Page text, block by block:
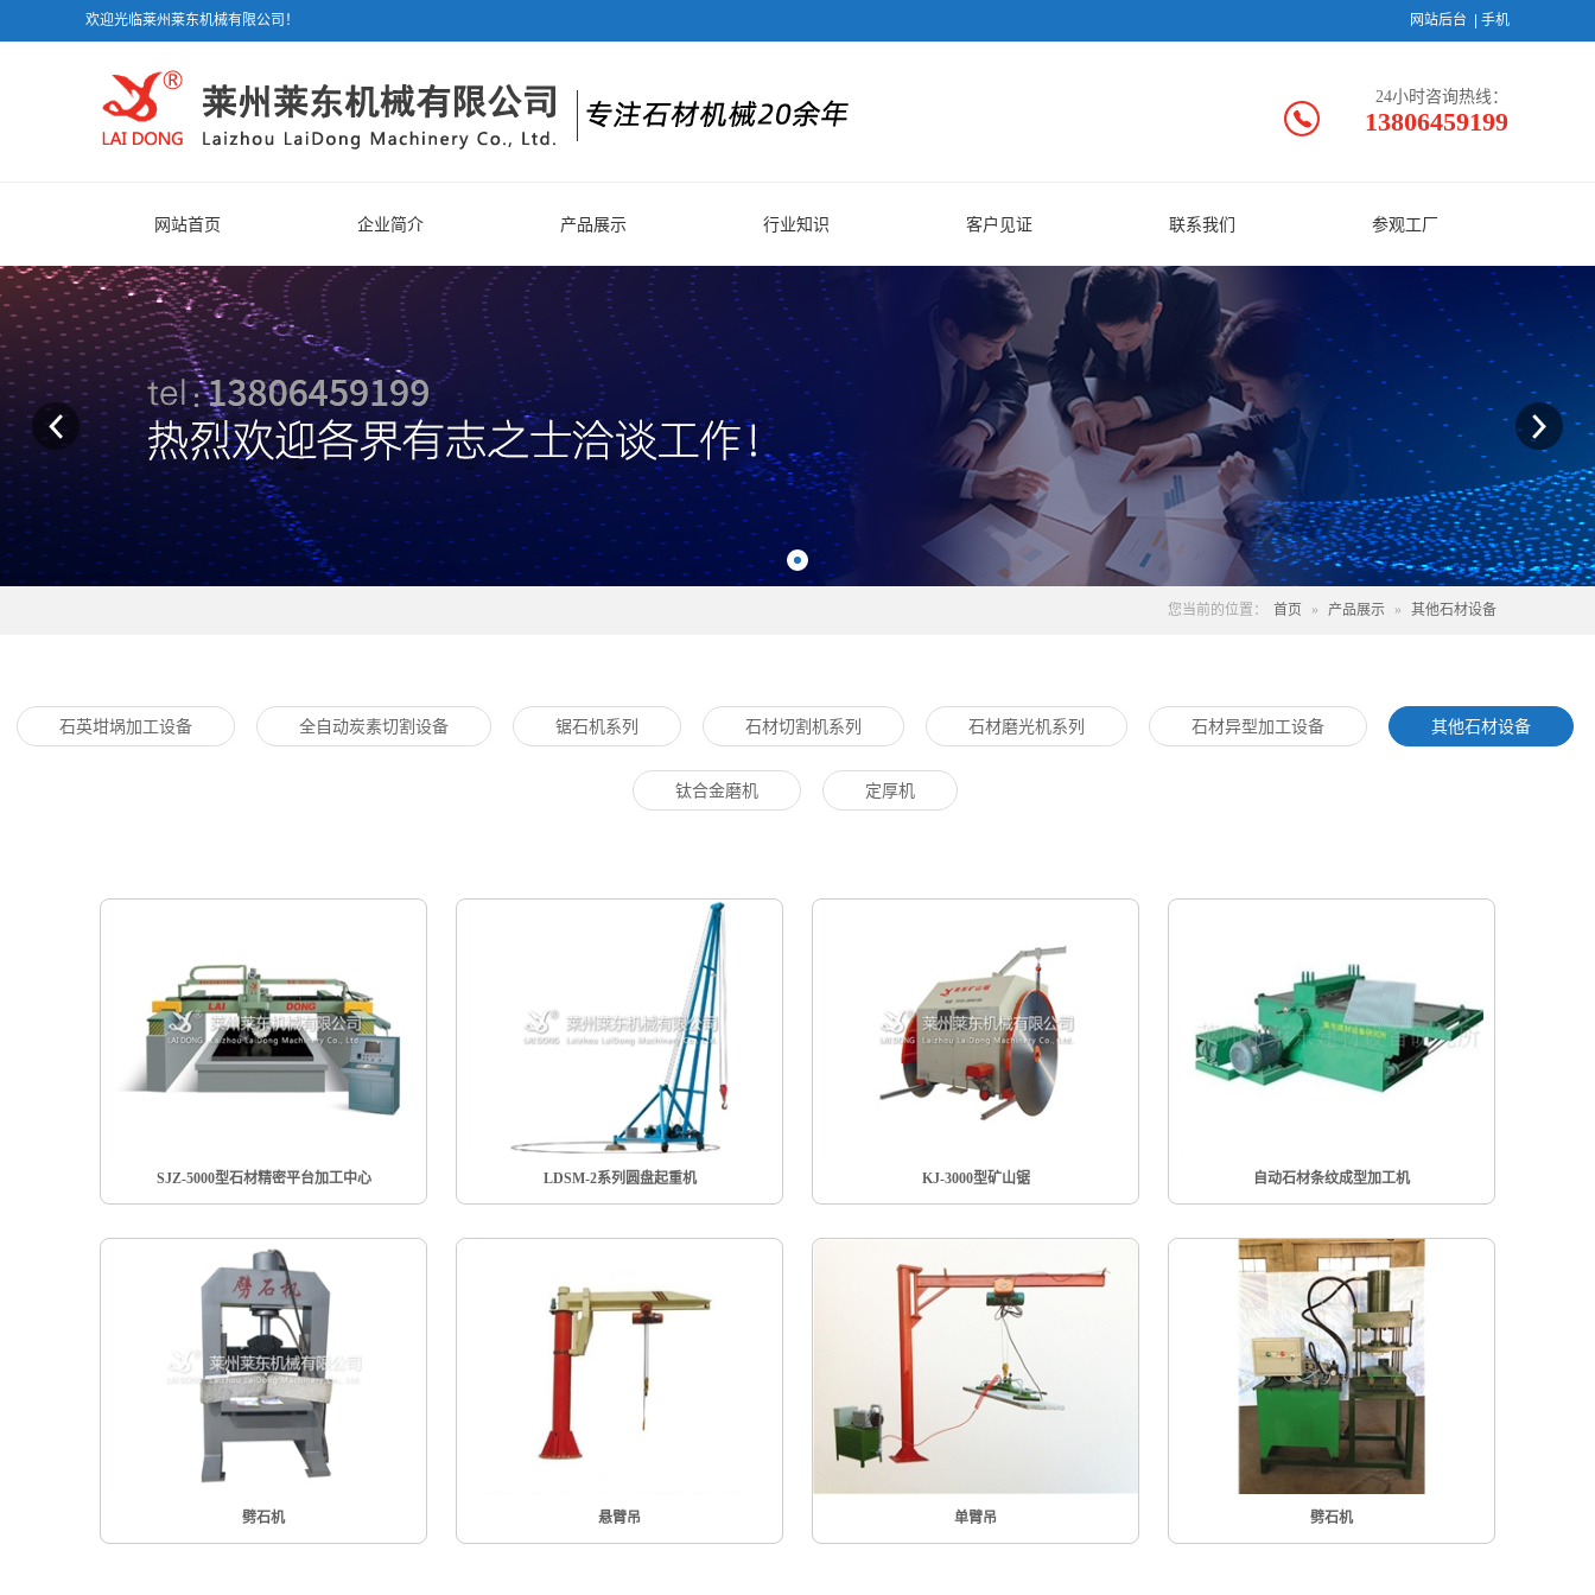
欢迎光临莱州莱东机械有限公司！ 网站后台 手机
24小时咨询热线：
13806459199
网站首页 企业简介 产品展示 行业知识 客户见证 联系我们 参观工厂
您当前的位置： 首页 » 产品展示 » 其他石材设备
石英坩埚加工设备 全自动炭素切割设备 锯石机系列 石材切割机系列 石材磨光机系列 石材异型加工设备 其他石材设备
钛合金磨机 定厚机
SJZ-5000型石材精密平台加工中心 LDSM-2系列圆盘起重机 KJ-3000型矿山锯 自动石材条纹成型加工机
劈石机 悬臂吊 单臂吊 劈石机